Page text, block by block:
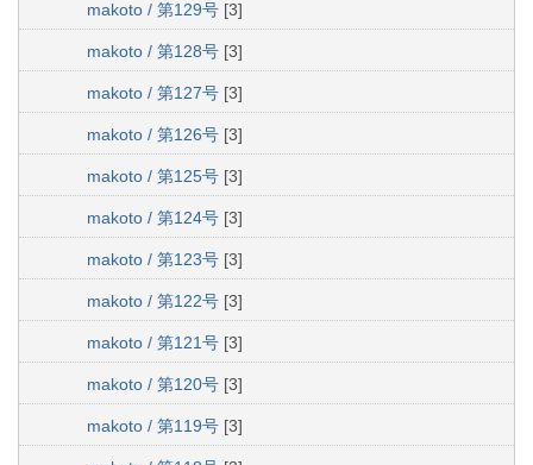
makoto / 第129号 [3]
makoto / 第128号 [3]
makoto / 第127号 [3]
makoto / 第126号 [3]
makoto / 第125号 [3]
makoto / 第124号 [3]
makoto / 第123号 [3]
makoto / 第122号 [3]
makoto / 第121号 [3]
makoto / 第120号 [3]
makoto / 第119号 [3]